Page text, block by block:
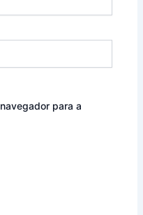
para a